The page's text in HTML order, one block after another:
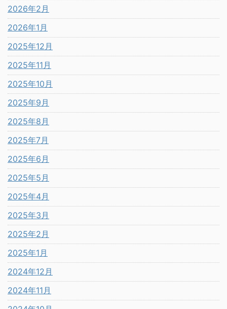
2026年2月
2026年1月
2025年12月
2025年11月
2025年10月
2025年9月
2025年8月
2025年7月
2025年6月
2025年5月
2025年4月
2025年3月
2025年2月
2025年1月
2024年12月
2024年11月